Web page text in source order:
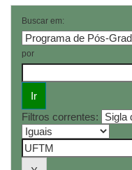
Buscar em:
por
Filtros correntes: